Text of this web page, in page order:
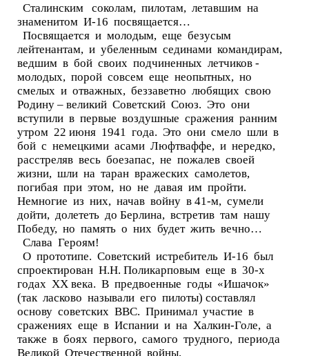
Сталинским соколам, пилотам, летавшим на
знаменитом И-16 посвящается…
Посвящается и молодым, еще безусым
лейтенантам, и убеленным сединами командирам,
ведшим в бой своих подчиненных летчиков -
молодых, порой совсем еще неопытных, но
смелых и отважных, беззаветно любящих свою
Родину – великий Советский Союз. Это они
вступили в первые воздушные сражения ранним
утром 22 июня 1941 года. Это они смело шли в
бой с немецкими асами Люфтваффе, и нередко,
расстреляв весь боезапас, не пожалев своей
жизни, шли на таран вражеских самолетов,
погибая при этом, но не давая им пройти.
Немногие из них, начав войну в 41-м, сумели
дойти, долететь до Берлина, встретив там нашу
Победу, но память о них будет жить вечно…
Слава Героям!
О прототипе. Советский истребитель И-16 был
спроектирован Н.Н. Поликарповым еще в 30-х
годах ХХ века. В предвоенные годы «Ишачок»
(так ласково называли его пилоты) составлял
основу советских ВВС. Принимал участие в
сражениях еще в Испании и на Халкин-Голе, а
также в боях первого, самого трудного, периода
Великой Отечественной войны.